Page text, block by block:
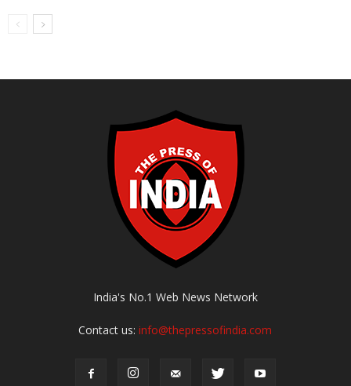
India's No.1 Web News Network
Contact us:info@thepressofindia.com